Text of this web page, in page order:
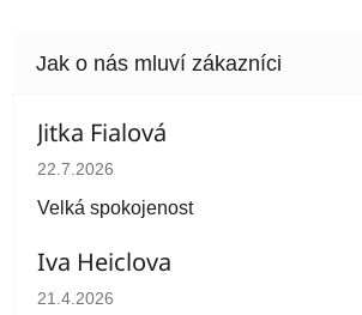
Jitka Fialová
Hodnocení obchodu je 5 z 5 hvězdiček.
22.7.2026
Velká spokojenost
Iva Heiclova
Hodnocení obchodu je 5 z 5 hvězdiček.
21.4.2026